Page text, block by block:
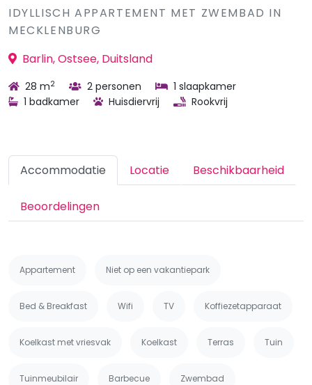
IDYLLISCH APPARTEMENT MET ZWEMBAD IN
MECKLENBURG
Barlin, Ostsee, Duitsland
28 m2 2 personen
1 slaapkamer
1 badkamer
Huisdiervrij Rookvrij
Accommodatie Locatie Beschikbaarheid
Beoordelingen
Appartement Niet op een vakantiepark
Bed & Breakfast Wifi TV Koffiezetapparaat
Koelkast met vriesvak Koelkast Terras Tuin
Tuinmeubilair Barbecue Zwembad